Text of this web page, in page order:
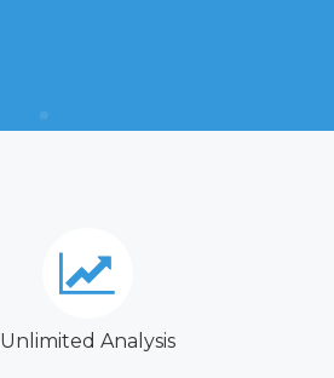
Unlimited Analysis